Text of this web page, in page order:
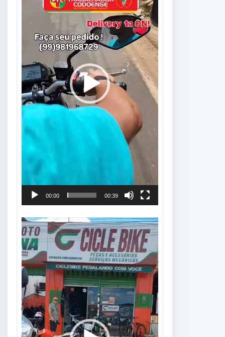
00:00 00:39
Tocador
de
vídeo